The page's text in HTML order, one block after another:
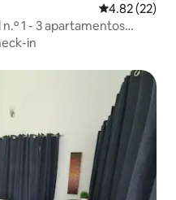
Calificación
4.82 (22)
1 - 3 apartamentos
in